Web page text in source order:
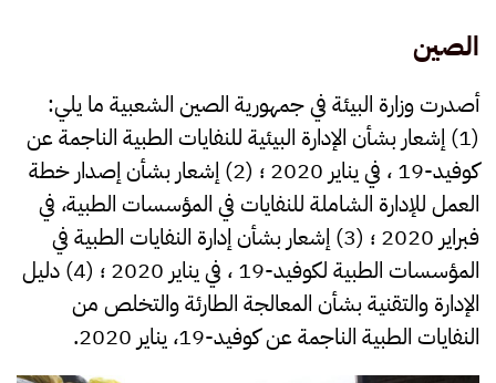
الصين
أصدرت وزارة البيئة في جمهورية الصين الشعبية ما يلي:
(1) إشعار بشأن الإدارة البيئية للنفايات الطبية الناجمة عن
كوفيد-19 ، في يناير 2020 ؛ (2) إشعار بشأن إصدار خطة
العمل للإدارة الشاملة للنفايات في المؤسسات الطبية، في
فبراير 2020 ؛ (3) إشعار بشأن إدارة النفايات الطبية في
المؤسسات الطبية لكوفيد-19 ، في يناير 2020 ؛ (4) دليل
الإدارة والتقنية بشأن المعالجة الطارئة والتخلص من
النفايات الطبية الناجمة عن كوفيد-19، يناير 2020.